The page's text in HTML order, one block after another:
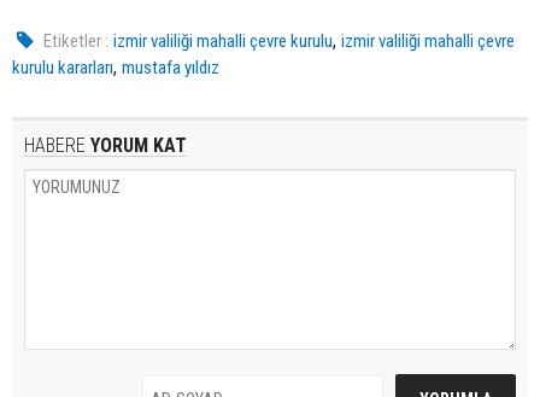
Etiketler : izmir valiliği mahalli çevre kurulu,izmir valiliği mahalli çevre
kurulu kararları, mustafa yıldız
HABERE YORUM KAT